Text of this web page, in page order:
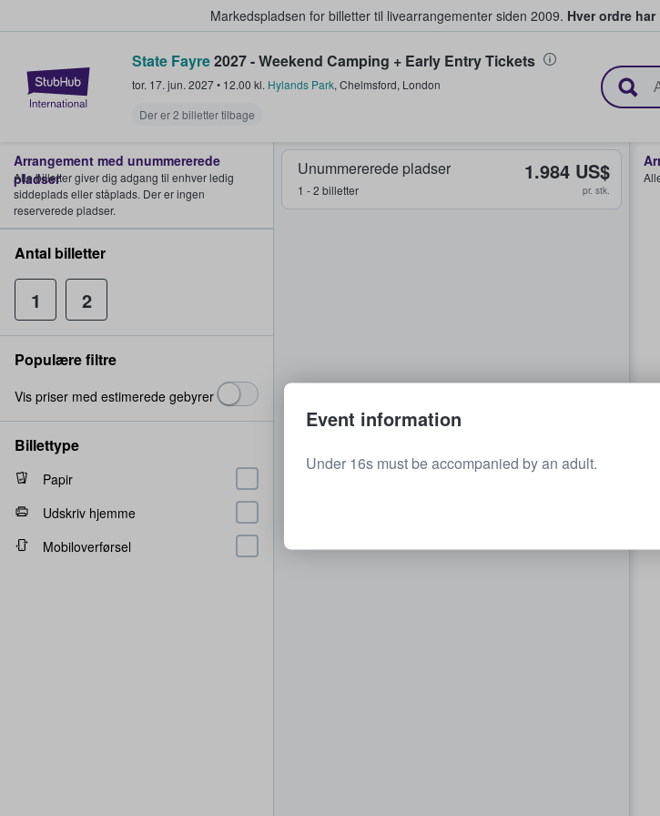
Markedspladsen for billetter til livearrangementer siden 2009. Hver ordre har
StubHub - Hvor fans køber og sælger billetter
State Fayre2027 - Weekend Camping + Early Entry Tickets
tor. 17. jun. 2027• 12.00 kl. Hylands Park, Chelmsford, London
Der er 2 billetter tilbage
Unummererede pladser
1 - 2 billetter
1.984 US$
pr. stk.
Arrangement med unummererede
pladser
Alle billetter giver dig adgang til enhver ledig
siddeplads eller ståplads. Der er ingen
reserverede pladser.
Antal billetter
1 2
Populære filtre
Vis priser med estimerede gebyrer
Billettype
Papir
Udskriv hjemme
Mobiloverførsel
Event information
Under 16s must be accompanied by an adult.